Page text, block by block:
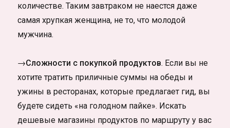
количестве. Таким завтраком не наестся даже
самая хрупкая женщина, не то, что молодой
мужчина.
→Сложности с покупкой продуктов. Если вы не
хотите тратить приличные суммы на обеды и
ужины в ресторанах, которые предлагает гид, вы
будете сидеть «на голодном пайке». Искать
дешевые магазины продуктов по маршруту у вас